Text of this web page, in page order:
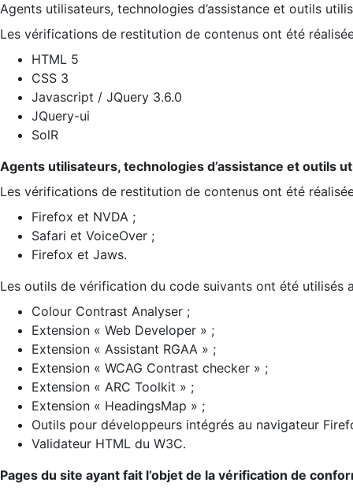
Agents utilisateurs, technologies d’assistance et outils
Les vérifications de restitution de contenus ont été
HTML 5
CSS 3
Javascript / JQuery 3.6.0
JQuery-ui
SolR
Agents utilisateurs, technologies d’assistance et outils
Les vérifications de restitution de contenus ont été
Firefox et NVDA ;
Safari et VoiceOver ;
Firefox et Jaws.
Les outils de vérification du code suivants ont été utilisés
Colour Contrast Analyser ;
Extension « Web Developer » ;
Extension « Assistant RGAA » ;
Extension « WCAG Contrast checker » ;
Extension « ARC Toolkit » ;
Extension « HeadingsMap » ;
Outils pour développeurs intégrés au navigateur
Validateur HTML du W3C.
Pages du site ayant fait l’objet de la vérification de